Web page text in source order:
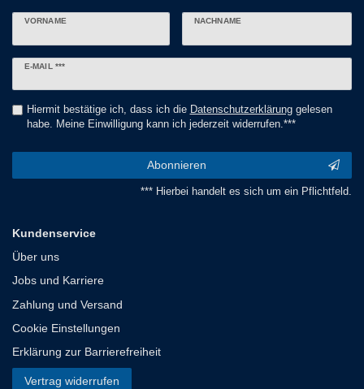
VORNAME NACHNAME
E-MAIL ***
Newsletter
Hiermit bestätige ich, dass ich die Daten­schutz­erklärunggelesen
habe. Meine Einwilligung kann ich jederzeit widerrufen.***
Abonnieren
*** Hierbei handelt es sich um ein Pflichtfeld.
Kundenservice
Über uns
Jobs und Karriere
Zahlung und Versand
Cookie Einstellungen
Erklärung zur Barrierefreiheit
Vertrag widerrufen